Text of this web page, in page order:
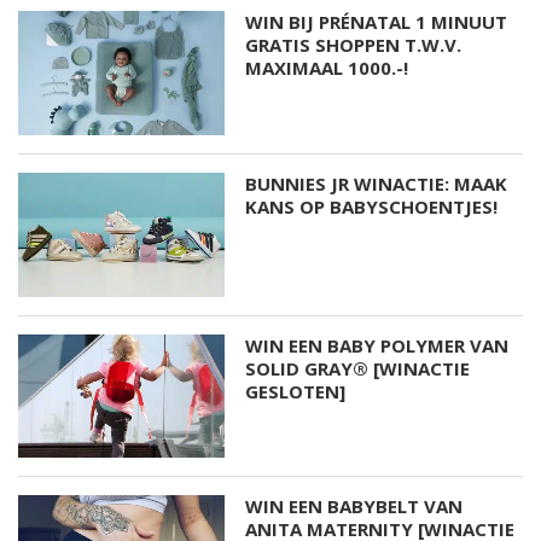
WIN BIJ PRÉNATAL 1 MINUUT
GRATIS SHOPPEN T.W.V.
MAXIMAAL 1000.-!
BUNNIES JR WINACTIE: MAAK
KANS OP BABYSCHOENTJES!
WIN EEN BABY POLYMER VAN
SOLID GRAY® [WINACTIE
GESLOTEN]
WIN EEN BABYBELT VAN
ANITA MATERNITY [WINACTIE